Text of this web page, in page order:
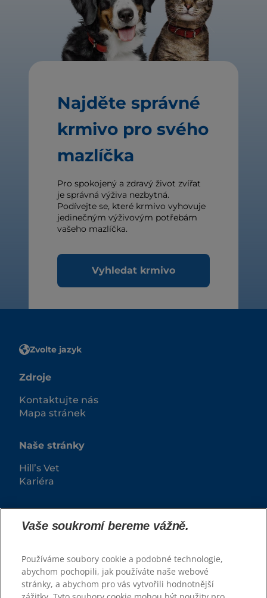
Najděte správné
krmivo pro svého
mazlíčka
Pro spokojený a zdravý život zvířat
je správná výživa nezbytná.
Podívejte se, které krmivo vyhovuje
jedinečným výživovým potřebám
vašeho mazlíčka.
Vyhledat krmivo
Zvolte jazyk
Zdroje
Kontaktujte nás
Mapa stránek
Naše stránky
Hill’s Vet
Kariéra
Vaše soukromí bereme vážně.
Používáme soubory cookie a podobné technologie,
abychom pochopili, jak používáte naše webové
stránky, a abychom pro vás vytvořili hodnotnější